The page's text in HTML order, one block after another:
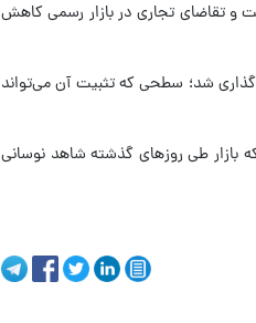
است و تقاضای تجاری در بازار رسمی کاهش
وارد مسیر صعودی شده بود، امروز 172 هزار و 375 تومان قیمت‌گذاری شد؛ سطحی که تثبیت آن می‌تواند
آن به 40 هزار و 145 تومان رسید؛ در حالی که بازار طی روزهای گذشته شاهد نوسانی